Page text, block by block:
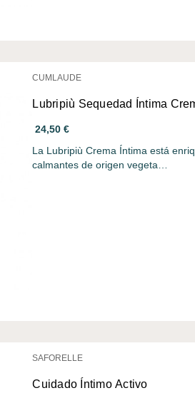
CUMLAUDE
Lubripiù Sequedad Íntima
24,50 €
La Lubripiù Crema Íntima está
calmantes de origen vegeta…
SAFORELLE
Cuidado Íntimo Activo